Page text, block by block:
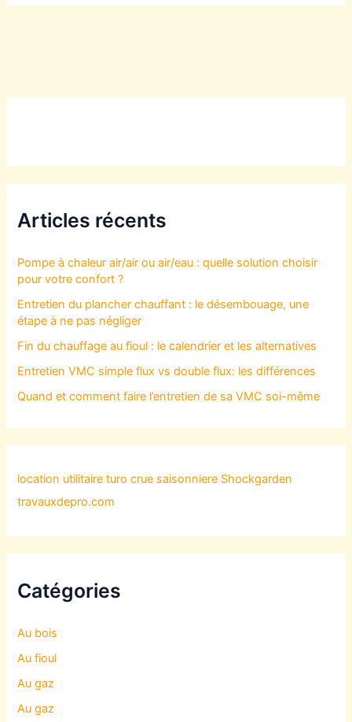
Articles récents
Pompe à chaleur air/air ou air/eau : quelle solution choisir
pour votre confort ?
Entretien du plancher chauffant : le désembouage, une
étape à ne pas négliger
Fin du chauffage au fioul : le calendrier et les alternatives
Entretien VMC simple flux vs double flux: les différences
Quand et comment faire l’entretien de sa VMC soi-même
location utilitaire turo crue saisonniere Shockgarden
travauxdepro.com
Catégories
Au bois
Au fioul
Au gaz
Au gaz